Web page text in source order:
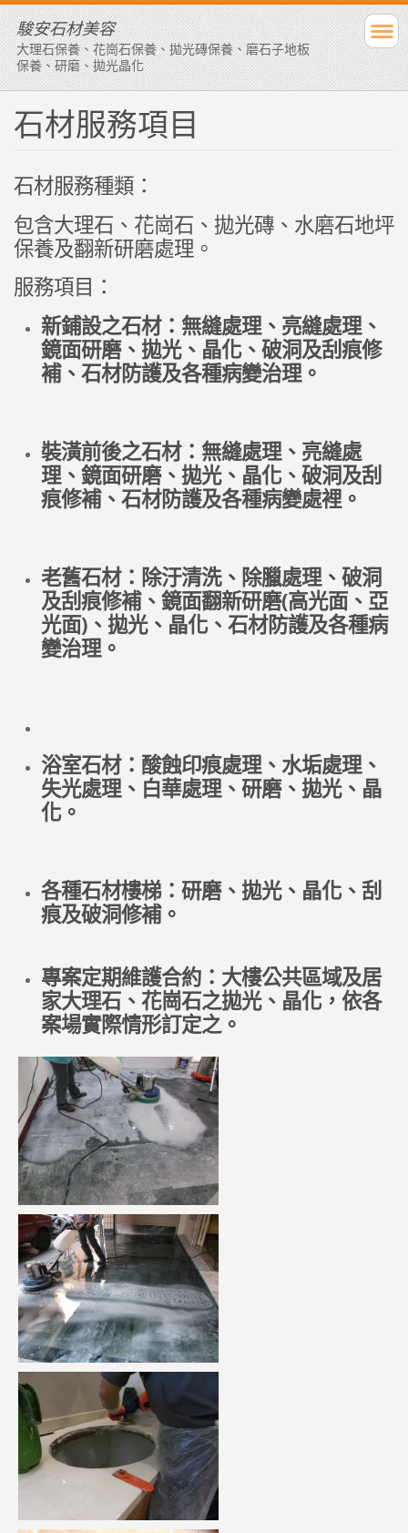
駿安石材美容
大理石保養、花崗石保養、拋光磚保養、磨石子地板
保養、研磨、拋光晶化
石材服務項目
石材服務種類：
包含大理石、花崗石、拋光磚、水磨石地坪
保養及翻新研磨處理。
服務項目：
新鋪設之石材：無縫處理、亮縫處理、
鏡面研磨、拋光、晶化、破洞及刮痕修
補、石材防護及各種病變治理。
裝潢前後之石材：無縫處理、亮縫處
理、鏡面研磨、拋光、晶化、破洞及刮
痕修補、石材防護及各種病變處裡。
老舊石材：除汙清洗、除臘處理、破洞
及刮痕修補、鏡面翻新研磨(高光面、亞
光面)、拋光、晶化、石材防護及各種病
變治理。
浴室石材：酸蝕印痕處理、水垢處理、
失光處理、白華處理、研磨、拋光、晶
化。
各種石材樓梯：研磨、拋光、晶化、刮
痕及破洞修補。
專案定期維護合約：大樓公共區域及居
家大理石、花崗石之拋光、晶化，依各
案場實際情形訂定之。